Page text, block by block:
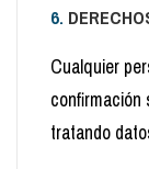
6.
Cualquier
tratando